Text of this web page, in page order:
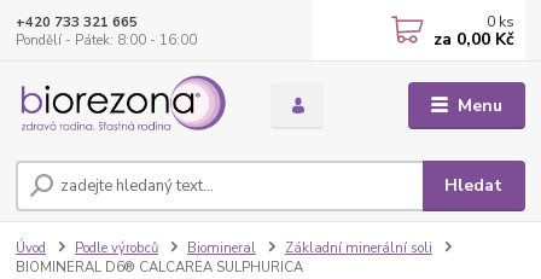
Menu
Hledat
+420 733 321 665
Pondělí - Pátek: 8:00 - 16:00
0 ks
za 0,00 Kč
Úvod Podle výrobců Biomineral
Základní minerální soli
BIOMINERAL D6® CALCAREA SULPHURICA